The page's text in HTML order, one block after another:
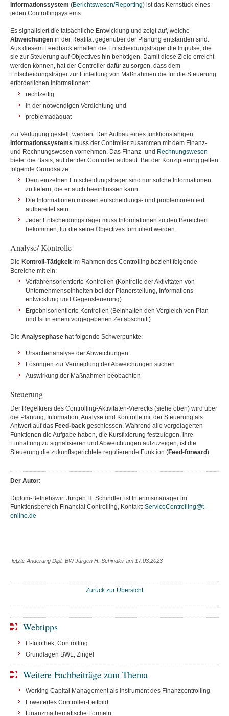
Informationssystem (Berichtswesen/Reporting) ist das Kernstück eines
jeden Controllingsystems.
Es signalisiert die tatsächliche Entwicklung und zeigt auf, welche
Abweichungen in der Realität gegenüber der Planung entstanden sind.
Aus diesem Feedback erhalten die Entscheidungsträger die Impulse, die
sie zur Steuerung auf Objectives hin benötigen. Damit diese Ziele erreicht
werden können, hat der Controller dafür zu sorgen, dass dem
Entscheidungsträger zur Einleitung von Maßnahmen die für die Steuerung
erforderlichen Informationen:
rechtzeitig
in der notwendigen Verdichtung und
problemadäquat
zur Verfügung gestellt werden. Den Aufbau eines funktionsfähigen
Informationssystems muss der Controller zusammen mit dem Finanz-
und Rechnungswesen vornehmen. Das Finanz- und Rechnungswesen
bietet die Basis, auf der der Controller aufbaut. Bei der Konzipierung gelten
folgende Grundsätze:
Dem einzelnen Entscheidungsträger sind nur solche Informationen
zu liefern, die er auch beeinflussen kann.
Die Informationen müssen entscheidungs- und problemorientiert
aufbereitet sein.
Jeder Entscheidungsträger muss Informationen zu den Bereichen
bekommen, für die seine Objectives formuliert werden.
Analyse/ Kontrolle
Die Kontroll-Tätigkeit im Rahmen des Controlling bezieht folgende
Bereiche mit ein:
Verfahrensorientierte Kontrollen (Kontrolle der Aktivitäten von
Unternehmenseinheiten bei der Planerstellung, Informations-
entwicklung und Gegensteuerung)
Ergebnisorientierte Kontrollen (Beinhalten den Vergleich von Plan
und Ist in einem vorgegebenen Zeitabschnitt)
Die Analysephase hat folgende Schwerpunkte:
Ursachenanalyse der Abweichungen
Lösungen zur Vermeidung der Abweichungen suchen
Auswirkung der Maßnahmen beobachten
Steuerung
Der Regelkreis des Controlling-Aktivitäten-Vierecks (siehe oben) wird über
die Planung, Information, Analyse und Kontrolle mit der Steuerung als
Antwort auf das Feed-back geschlossen. Während alle vorgelagerten
Funktionen die Aufgabe haben, die Kursfixierung festzulegen, ihre
Einhaltung zu signalisieren und Abweichungen aufzuzeigen, ist die
Steuerung die zukunftsgerichtete regulierende Funktion (Feed-forward).
Der Autor:
Diplom-Betriebswirt Jürgen H. Schindler, ist Interimsmanager im
Funktionsbereich Financial Controlling, Kontakt: ServiceControlling@t-
online.de
letzte Änderung Dipl.-BW Jürgen H. Schindler am 17.03.2023
Zurück zur Übersicht
Webtipps
IT-Infothek, Controlling
Grundlagen BWL; Zingel
Weitere Fachbeiträge zum Thema
Working Capital Management als Instrument des Finanzcontrolling
Erweitertes Controller-Leitbild
Finanzmathematische Formeln